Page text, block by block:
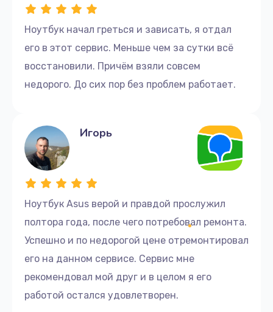
Ноутбук начал греться и зависать, я отдал
его в этот сервис. Меньше чем за сутки всё
восстановили. Причём взяли совсем
недорого. До сих пор без проблем работает.
Ноутбук Asus верой и правдой прослужил
полтора года, после чего потребовал ремонта.
Успешно и по недорогой цене отремонтировал
его на данном сервисе. Сервис мне
рекомендовал мой друг и в целом я его
работой остался удовлетворен.
Игорь